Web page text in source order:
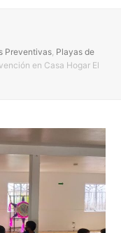
Preventivas, Playas de
en Casa Hogar El